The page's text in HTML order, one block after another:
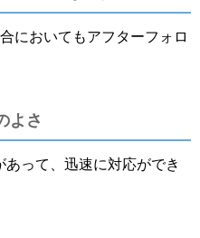
においてもアフターフォロ
よさ
って、迅速に対応ができ